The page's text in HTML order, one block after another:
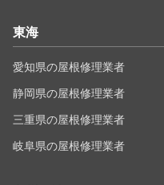
東海
愛知県の屋根修理業者
静岡県の屋根修理業者
三重県の屋根修理業者
岐阜県の屋根修理業者